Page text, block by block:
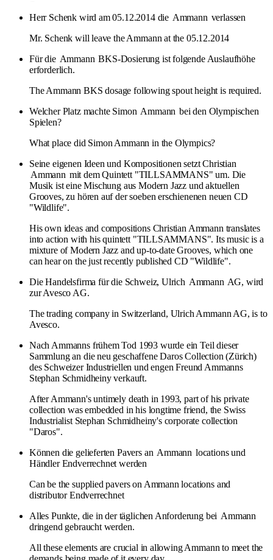
Herr Schenk wird am 05.12.2014 die Ammann verlassen
Mr. Schenk will leave the Ammann at the 05.12.2014
Für die Ammann BKS-Dosierung ist folgende Auslaufhöhe
erforderlich.
The Ammann BKS dosage following spout height is required.
Welcher Platz machte Simon Ammann bei den Olympischen
Spielen?
What place did Simon Ammann in the Olympics?
Seine eigenen Ideen und Kompositionen setzt Christian
Ammann mit dem Quintett "TILLSAMMANS" um. Die
Musik ist eine Mischung aus Modern Jazz und aktuellen
Grooves, zu hören auf der soeben erschienenen neuen CD
"Wildlife".
His own ideas and compositions Christian Ammann translates
into action with his quintett "TILLSAMMANS". Its music is a
mixture of Modern Jazz and up-to-date Grooves, which one
can hear on the just recently published CD "Wildlife".
Die Handelsfirma für die Schweiz, Ulrich Ammann AG, wird
zur Avesco AG.
The trading company in Switzerland, Ulrich Ammann AG, is to
Avesco.
Nach Ammanns frühem Tod 1993 wurde ein Teil dieser
Sammlung an die neu geschaffene Daros Collection (Zürich)
des Schweizer Industriellen und engen Freund Ammanns
Stephan Schmidheiny verkauft.
After Ammann's untimely death in 1993, part of his private
collection was embedded in his longtime friend, the Swiss
Industrialist Stephan Schmidheiny's corporate collection
"Daros".
Können die gelieferten Pavers an Ammann locations und
Händler Endverrechnet werden
Can be the supplied pavers on Ammann locations and
distributor Endverrechnet
Alles Punkte, die in der täglichen Anforderung bei Ammann
dringend gebraucht werden.
All these elements are crucial in allowing Ammann to meet the